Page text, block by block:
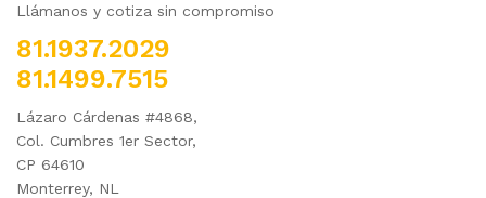
Llámanos y cotiza sin compromiso
81.1937.2029
81.1499.7515
Lázaro Cárdenas #4868,
Col. Cumbres 1er Sector,
CP 64610
Monterrey, NL